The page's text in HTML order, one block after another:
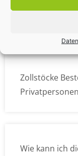
Zollstock
Zollstöcke
Wie kann ich